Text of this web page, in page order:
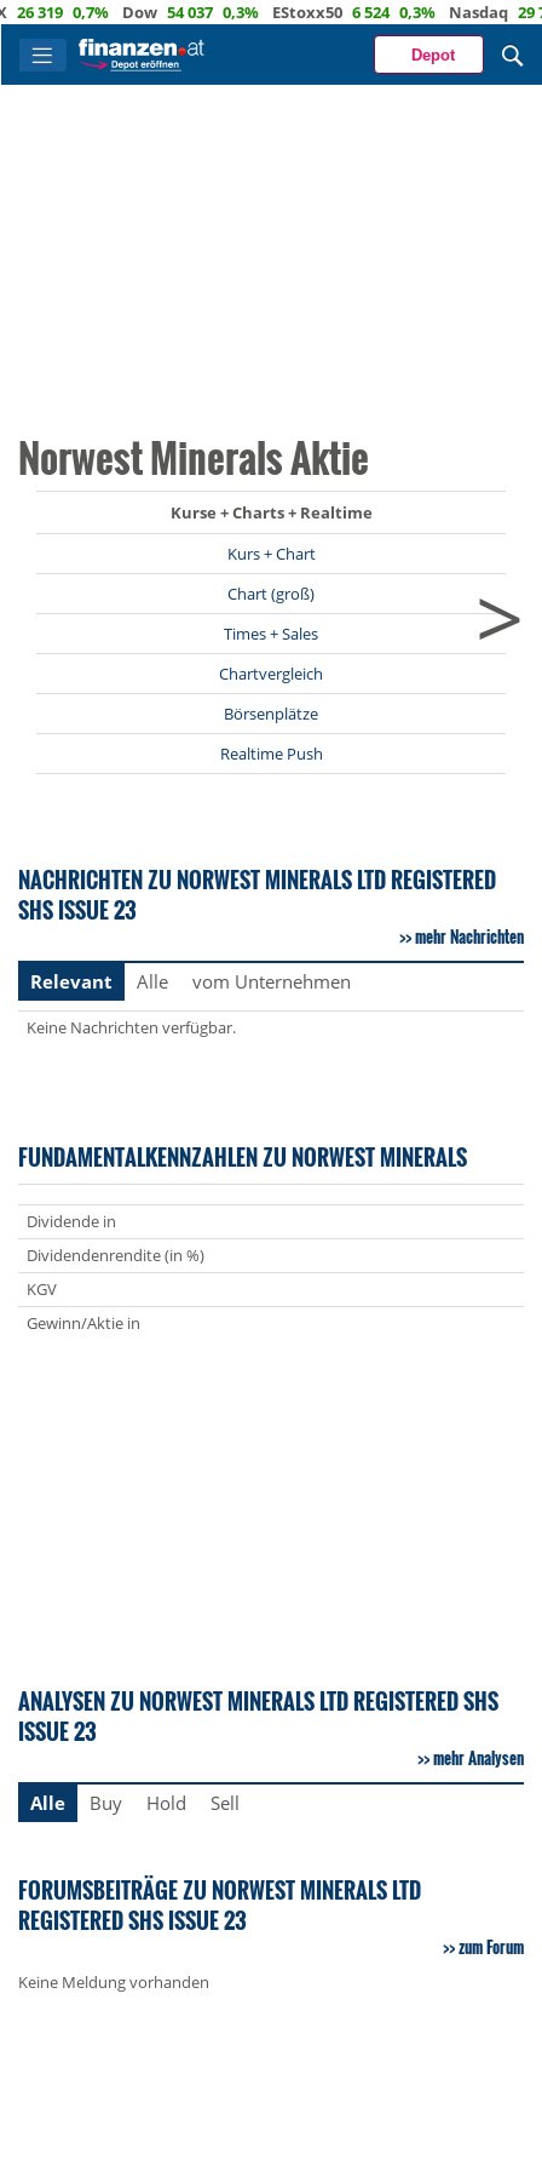
319 0,7% Dow 54 037 0,3% EStoxx50 6 524 0,3% Nasdaq 29 722
Depot
Norwest Minerals Aktie
Kurse + Charts + Realtime
Kurs + Chart
Chart (groß)
Times + Sales
Chartvergleich
Börsenplätze
Realtime Push
>
NACHRICHTEN ZU NORWEST MINERALS LTD REGISTERED
SHS ISSUE 23
mehr Nachrichten
Relevant
Alle vom Unternehmen
Keine Nachrichten verfügbar.
FUNDAMENTALKENNZAHLEN ZU NORWEST MINERALS
Dividende in
Dividendenrendite (in %)
KGV
Gewinn/Aktie in
ANALYSEN ZU NORWEST MINERALS LTD REGISTERED SHS
ISSUE 23
mehr Analysen
Alle
Buy Hold Sell
FORUMSBEITRÄGE ZU NORWEST MINERALS LTD
REGISTERED SHS ISSUE 23
zum Forum
Keine Meldung vorhanden